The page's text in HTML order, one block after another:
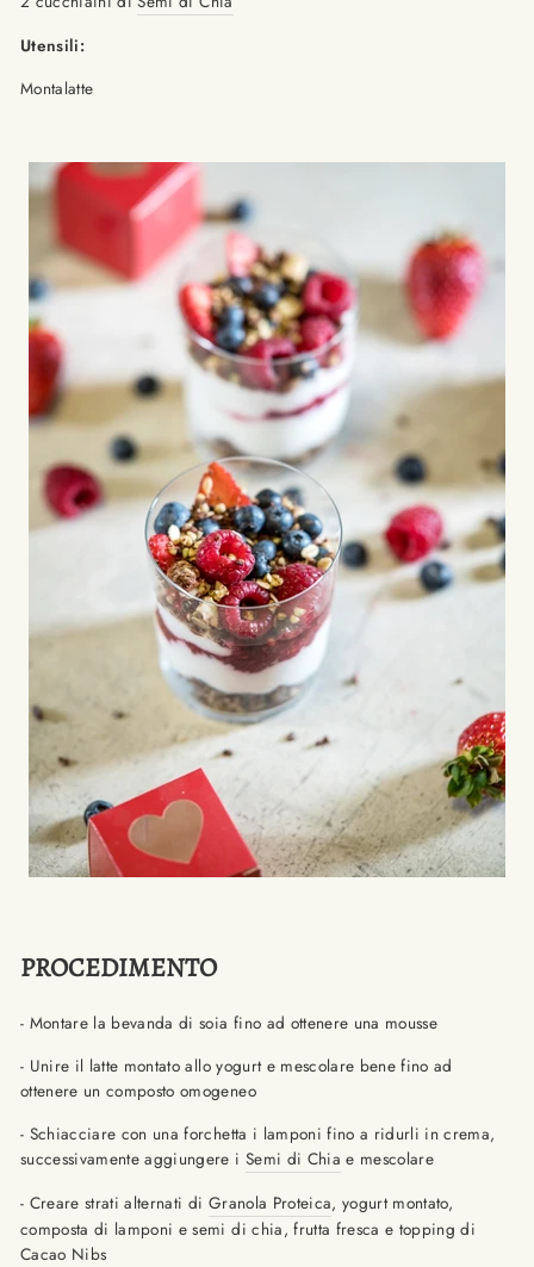
Utensili:
Montalatte
PROCEDIMENTO
- Montare la bevanda di soia fino ad ottenere una mousse
- Unire il latte montato allo yogurt e mescolare bene fino ad
ottenere un composto omogeneo
- Schiacciare con una forchetta i lamponi fino a ridurli in crema,
successivamente aggiungere i Semi di Chia e mescolare
- Creare strati alternati di Granola Proteica, yogurt montato,
composta di lamponi e semi di chia, frutta fresca e topping di
Cacao Nibs